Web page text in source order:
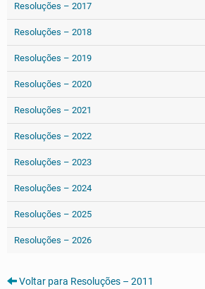
Resoluções – 2017
Resoluções – 2018
Resoluções – 2019
Resoluções – 2020
Resoluções – 2021
Resoluções – 2022
Resoluções – 2023
Resoluções – 2024
Resoluções – 2025
Resoluções – 2026
Voltar para Resoluções – 2011